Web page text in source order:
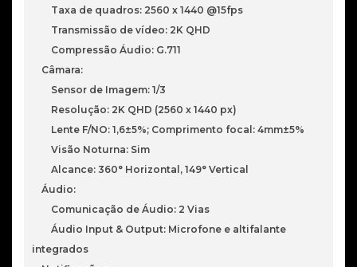
Taxa de quadros: 2560 x 1440 @15fps
Transmissão de vídeo: 2K QHD
Compressão Áudio: G.711
Câmara:
Sensor de Imagem: 1/3
Resolução: 2K QHD (2560 x 1440 px)
Lente F/NO: 1,6±5%; Comprimento focal: 4mm±5%
Visão Noturna: Sim
Alcance: 360° Horizontal, 149° Vertical
Áudio:
Comunicação de Áudio: 2 Vias
Áudio Input & Output: Microfone e altifalante
integrados